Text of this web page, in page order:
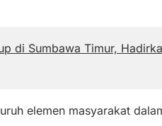
di Sumbawa Timur,
elemen masyarakat